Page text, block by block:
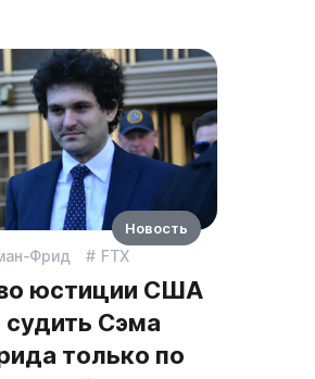
Фрид FTX
юстиции США
судить Сэма
только по
Новость